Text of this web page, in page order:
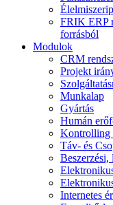
FRIK ERP
forrásból
Modulok
CRM
Projekt
Munkalap
Gyártás
Humán
Kontrolling
Táv- és
Internetes